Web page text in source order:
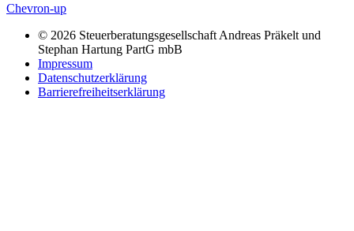
Chevron-up
© 2026 Steuerberatungsgesellschaft Andreas Präkelt und
Stephan Hartung PartG mbB
Impressum
Datenschutzerklärung
Barrierefreiheitserklärung